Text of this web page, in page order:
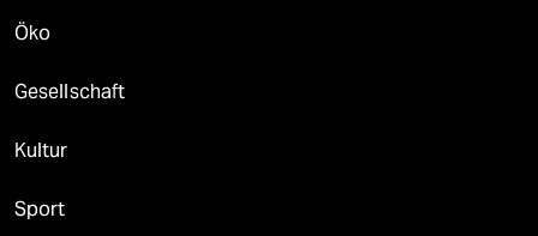
Öko
Gesellschaft
Kultur
Sport